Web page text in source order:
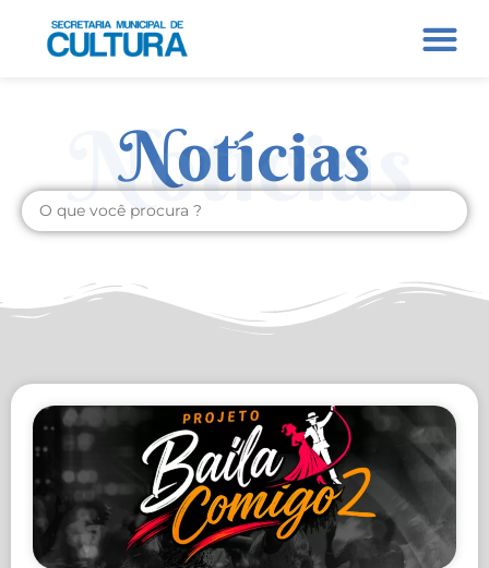
Notícias
Notícias